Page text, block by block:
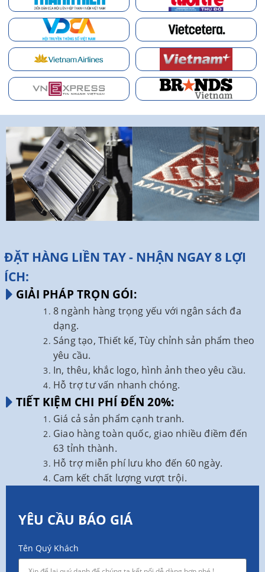
ĐẶT HÀNG LIỀN TAY - NHẬN NGAY 8 LỢI
ÍCH:
GIẢI PHÁP TRỌN GÓI:
8 ngành hàng trọng yếu với ngân sách đa
dạng.
Sáng tạo, Thiết kế, Tùy chỉnh sản phẩm theo
yêu cầu.
In, thêu, khắc logo, hình ảnh theo yêu cầu.
Hỗ trợ tư vấn nhanh chóng.
TIẾT KIỆM CHI PHÍ ĐẾN 20%:
Giá cả sản phẩm cạnh tranh.
Giao hàng toàn quốc, giao nhiều điềm đến
63 tỉnh thành.
Hỗ trợ miễn phí lưu kho đến 60 ngày.
Cam kết chất lượng vượt trội.
YÊU CẦU BÁO GIÁ
Tên Quý Khách